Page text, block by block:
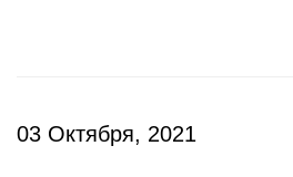
03 Октября, 2021